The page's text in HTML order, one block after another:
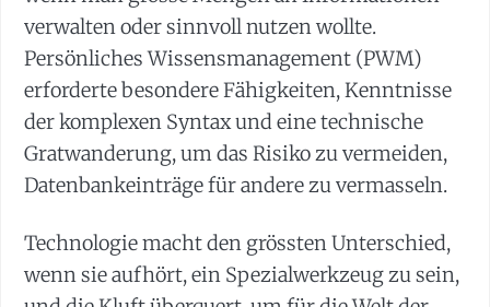
verwalten oder sinnvoll nutzen wollte.
Persönliches Wissensmanagement (PWM)
erforderte besondere Fähigkeiten, Kenntnisse
der komplexen Syntax und eine technische
Gratwanderung, um das Risiko zu vermeiden,
Datenbankeinträge für andere zu vermasseln.
Technologie macht den grössten Unterschied,
wenn sie aufhört, ein Spezialwerkzeug zu sein,